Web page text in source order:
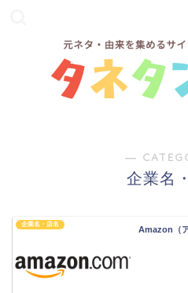
―
企業名
企業名・店名
Amazon（